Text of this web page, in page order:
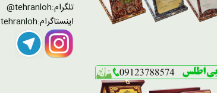
تلگرام:tehranloh@
اینستاگرام:tehranloh@